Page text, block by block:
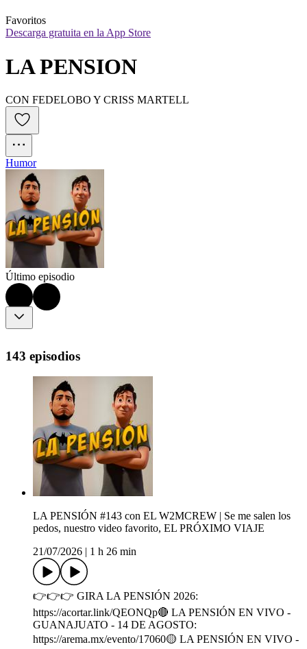
Favoritos
Descarga gratuita en la App Store
LA PENSION
CON FEDELOBO Y CRISS MARTELL
Humor
Último episodio
143 episodios
LA PENSIÓN #143 con EL W2MCREW | Se me salen los
pedos, nuestro video favorito, EL PRÓXIMO VIAJE
21/07/2026
1 h 26 min
👉👉👉 GIRA LA PENSIÓN 2026:
https://acortar.link/QEONQp🔴 LA PENSIÓN EN VIVO -
GUANAJUATO - 14 DE AGOSTO:
https://arema.mx/evento/17060🟡 LA PENSIÓN EN VIVO -